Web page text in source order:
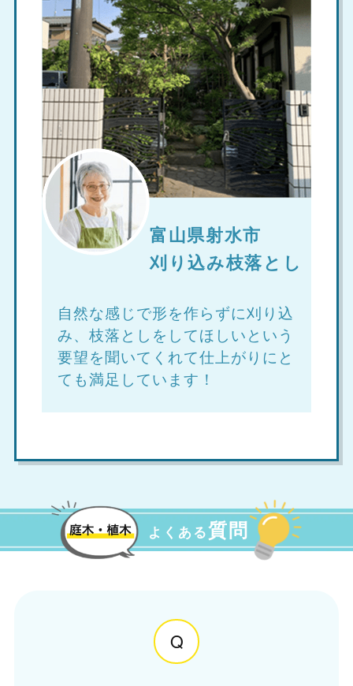
富山県射水市
刈り込み枝落とし
自然な感じで形を作らずに刈り込
み、枝落としをしてほしいという
要望を聞いてくれて仕上がりにと
ても満足しています！
よくある質問
Q